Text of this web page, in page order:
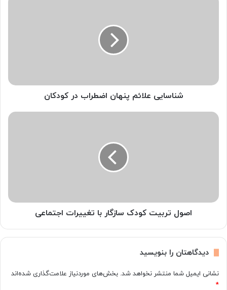
شناسایی علائم پنهان اضطراب در کودکان
اصول
اصول تربیت کودک سازگار با تغییرات اجتماعی
دیدگاهتان را بنویسید
نشانی ایمیل شما منتشر نخواهد شد. بخش‌های موردنیاز علامت‌گذاری شده‌اند
*